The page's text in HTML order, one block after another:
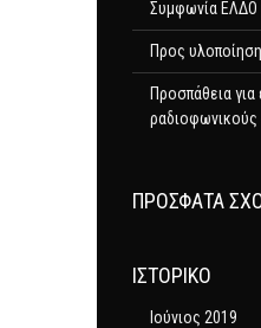
Συμφωνία ΕΛΔΟ
Προς
Προσπάθεια
ΠΡΌΣΦΑΤΑ
ΙΣΤΟΡΙΚΌ
Ιούνιος 2019